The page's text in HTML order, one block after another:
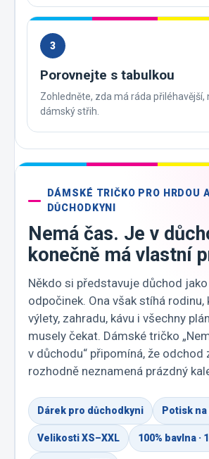
3
Porovnejte s tabulkou
Zohledněte, zda má ráda přiléhavější,
dámský střih.
DÁMSKÉ TRIČKO PRO HRDOU
DŮCHODKYNI
Nemá čas. Je v
konečně má vlastní
Někdo si představuje důchod
odpočinek. Ona však stíhá rodinu,
výlety, zahradu, kávu i všechny
musely čekat. Dámské tričko
v důchodu“ připomíná, že odchod
rozhodně neznamená prázdný
Dárek pro důchodkyni Potisk
Velikosti XS–XXL 100% bavlna ·